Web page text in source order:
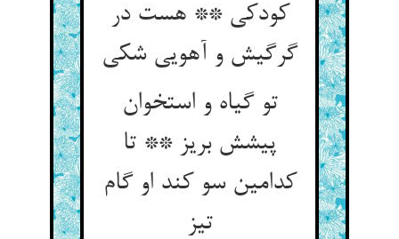
کودکی ** هست در
گرگیش و آهویی شکی‏
تو گیاه و استخوان
پیشش بریز ** تا
کدامین سو کند او گام
تیز